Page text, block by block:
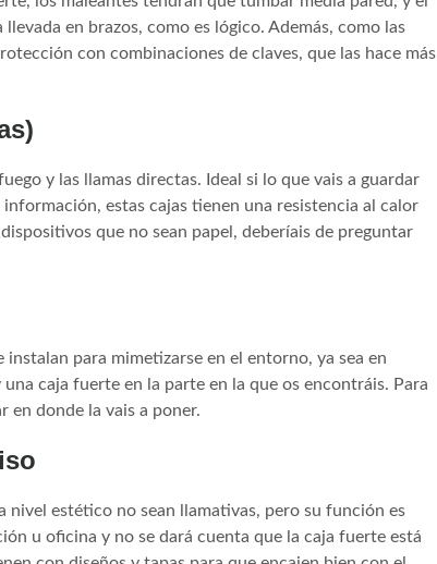
en brazos, como es lógico. Además, como las
con combinaciones de claves, que las hace más
y las llamas directas. Ideal si lo que vais a guardar
estas cajas tienen una resistencia al calor
que no sean papel, deberíais de preguntar
para mimetizarse en el entorno, ya sea en
caja fuerte en la parte en la que os encontráis. Para
en donde la vais a poner.
nivel estético no sean llamativas, pero su función es
u oficina y no se dará cuenta que la caja fuerte está